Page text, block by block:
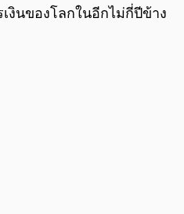
งินของโลกในอีกไม่กี่ปีข้าง